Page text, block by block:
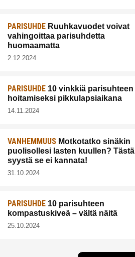
PARISUHDE Ruuhkavuodet voivat
vahingoittaa parisuhdetta
huomaamatta
2.12.2024
PARISUHDE 10 vinkkiä parisuhteen
hoitamiseksi pikkulapsiaikana
14.11.2024
VANHEMMUUS Motkotatko sinäkin
puolisollesi lasten kuullen? Tästä
syystä se ei kannata!
31.10.2024
PARISUHDE 10 parisuhteen
kompastuskiveä – vältä näitä
25.10.2024